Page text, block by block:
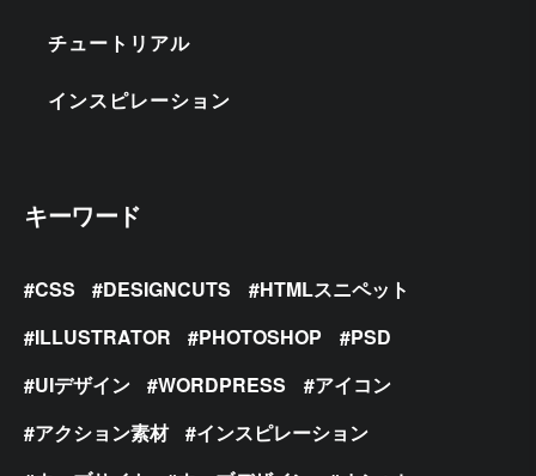
チュートリアル
インスピレーション
キーワード
CSS DESIGNCUTS
HTMLスニペット
ILLUSTRATOR
PHOTOSHOP
PSD
UIデザイン
WORDPRESS
アイコン
アクション素材
インスピレーション